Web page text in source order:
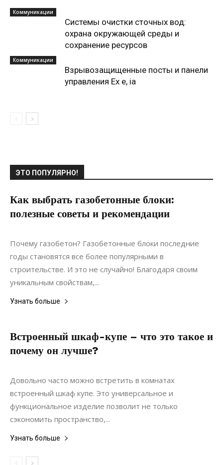
Коммуникации
Системы очистки сточных вод:
охрана окружающей среды и
сохранение ресурсов
Коммуникации
Взрывозащищенные посты и панели
управления Ex e, ia
ЭТО ПОПУЛЯРНО!
Как выбрать газобетонные блоки:
полезные советы и рекомендации
26.11.2024
Почему газобетон? Газобетонные блоки последние
годы становятся все более популярными в
строительстве. И это не случайно! Благодаря своим
уникальным свойствам,...
Узнать больше
Встроенный шкаф-купе – что это такое и
почему он лучше?
03.06.2021
Довольно часто можно встретить в комнатах
встроенный шкаф купе. Это универсальное и
функциональное изделие позволит не только
сэкономить пространство,...
Узнать больше